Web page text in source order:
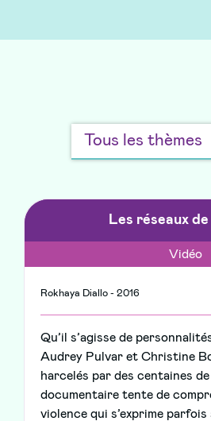
Les réseaux
Vidéo
Rokhaya Diallo - 2016
Qu’il s’agisse de
Audrey Pulvar et Christine
harcelés par des centaines de
documentaire tente de
violence qui s’exprime